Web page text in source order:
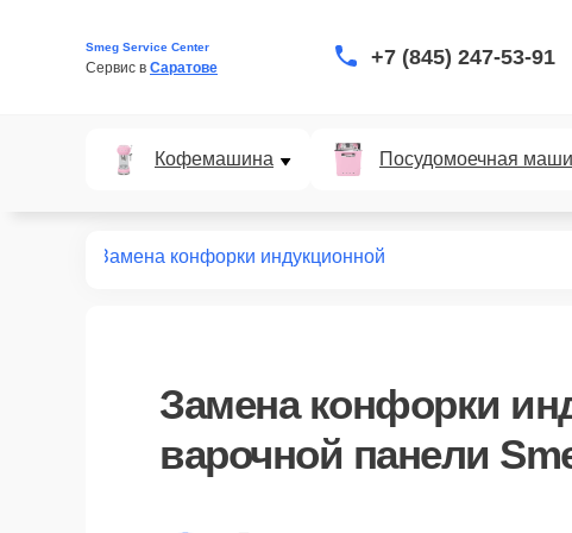
Smeg Service Center
Сервис в Саратове +7 (845) 247-53-91
Кофемашина Посудомоечная
Замена конфорки индукционной
Замена конфорки
варочной панели